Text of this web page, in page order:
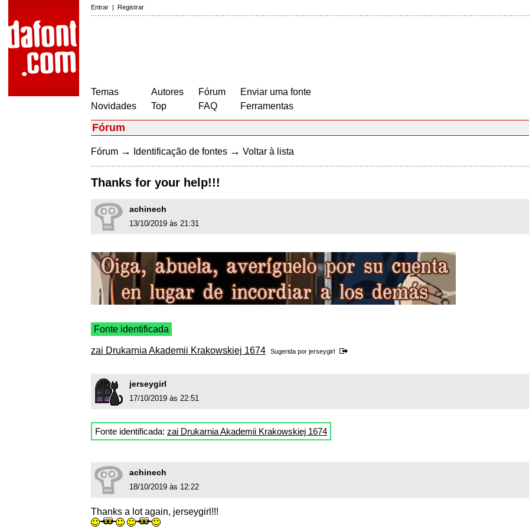
Entrar | Registrar
Temas
Novidades
Autores
Top
Fórum
FAQ
Enviar uma fonte
Ferramentas
Fórum
Fórum → Identificação de fontes → Voltar à lista
Thanks for your help!!!
achinech
13/10/2019 às 21:31
Fonte identificada
zai Drukarnia Akademii Krakowskiej 1674 Sugerida por jerseygirl
jerseygirl
17/10/2019 às 22:51
Fonte identificada: zai Drukarnia Akademii Krakowskiej 1674
achinech
18/10/2019 às 12:22
Thanks a lot again, jerseygirl!!!